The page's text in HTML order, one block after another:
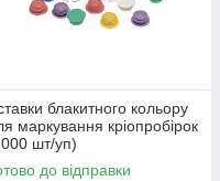
блакитного кольору
маркування кріопробірок
шт/уп)
до відправки